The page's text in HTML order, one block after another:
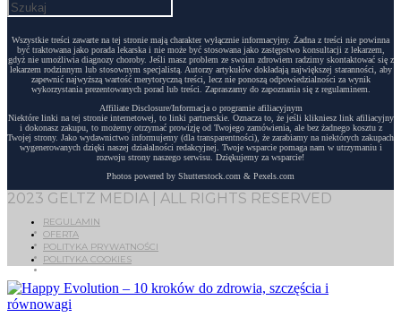
Wszystkie treści zawarte na tej stronie mają charakter wyłącznie informacyjny. Żadna z treści nie powinna
być traktowana jako porada lekarska i nie może być stosowana jako zastępstwo konsultacji z lekarzem,
gdyż nie umożliwia diagnozy choroby. Jeśli masz problem ze swoim zdrowiem radzimy skontaktować się z
lekarzem rodzinnym lub stosownym specjalistą. Autorzy artykułów dokładają największej staranności, aby
zapewnić najwyższą wartość merytoryczną treści, lecz nie ponoszą odpowiedzialności za wynik
wykorzystania prezentowanych porad lub treści. Zapraszamy do zapoznania się z regulaminem.
Affiliate Disclosure/Informacja o programie afiliacyjnym
Niektóre linki na tej stronie internetowej, to linki partnerskie. Oznacza to, że jeśli klikniesz link afiliacyjny
i dokonasz zakupu, to możemy otrzymać prowizję od Twojego zamówienia, ale bez żadnego kosztu z
Twojej strony. Jako wydawnictwo informujemy (dla transparentności), że zarabiamy na niektórych zakupach
wygenerowanych dzięki naszej działalności redakcyjnej. Twoje wsparcie pomaga nam w utrzymaniu i
rozwoju strony naszego serwisu. Dziękujemy za wsparcie!
Photos powered by Shutterstock.com & Pexels.com
2023 GELTZ MEDIA | ALL RIGHTS RESERVED
REGULAMIN
OFERTA
POLITYKA PRYWATNOŚCI
POLITYKA COOKIES